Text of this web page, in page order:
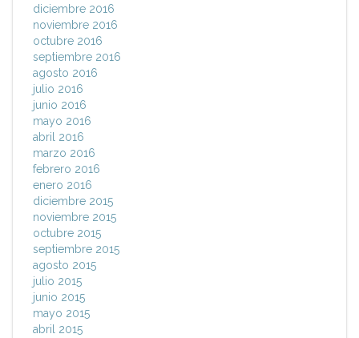
diciembre 2016
noviembre 2016
octubre 2016
septiembre 2016
agosto 2016
julio 2016
junio 2016
mayo 2016
abril 2016
marzo 2016
febrero 2016
enero 2016
diciembre 2015
noviembre 2015
octubre 2015
septiembre 2015
agosto 2015
julio 2015
junio 2015
mayo 2015
abril 2015